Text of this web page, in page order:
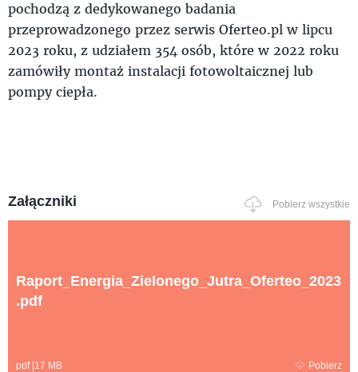
pochodzą z dedykowanego badania
przeprowadzonego przez serwis Oferteo.pl w lipcu
2023 roku, z udziałem 354 osób, które w 2022 roku
zamówiły montaż instalacji fotowoltaicznej lub
pompy ciepła.
Załączniki Pobierz wszystkie
Raport_Energia_Zielonego_Jutra_Oferteo_2023
.pdf
pdf|17 MB Pobierz